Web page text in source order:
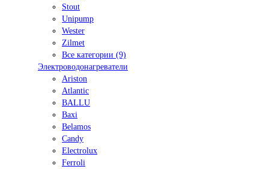
Stout
Unipump
Wester
Zilmet
Все категории (9)
Электроводонагреватели
Ariston
Atlantic
BALLU
Baxi
Belamos
Candy
Electrolux
Ferroli